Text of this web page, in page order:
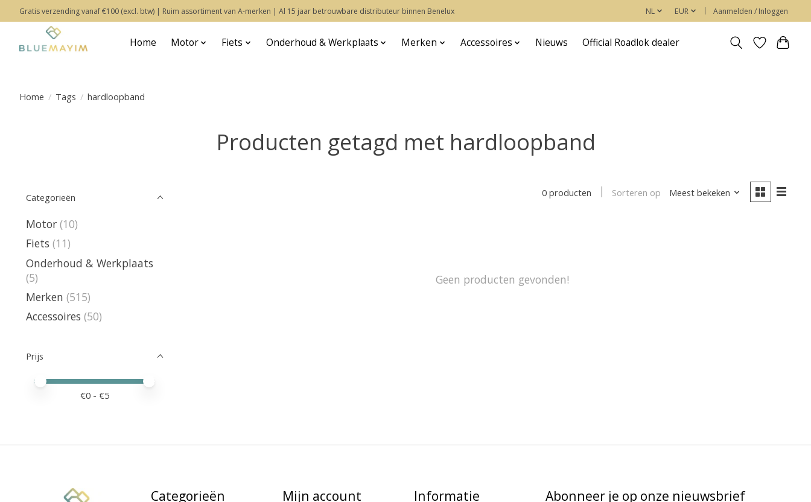
Gratis verzending vanaf €100 (excl. btw) | Ruim assortiment van A-merken | Al 15 jaar betrouwbare distributeur binnen Benelux NL EUR Aanmelden / Inloggen
Home Motor Fiets Onderhoud & Werkplaats Merken Accessoires Nieuws Official Roadlok dealer
Home / Tags / hardloopband
Producten getagd met hardloopband
Categorieën
Motor (10)
Fiets (11)
Onderhoud & Werkplaats
(5)
Merken (515)
Accessoires (50)
Prijs
Minimale prijswaarde
Price maximum value
€0 - €5
0 producten Sorteren op Meest bekeken
Geen producten gevonden!
Categorieën Mijn account Informatie Abonneer je op onze nieuwsbrief